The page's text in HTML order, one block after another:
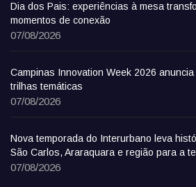
Dia dos Pais: experiências à mesa
momentos de conexão
07/08/2026
Campinas Innovation Week 2026
trilhas temáticas
07/08/2026
Nova temporada do Interurbano leva
São Carlos, Araraquara e região para a
07/08/2026